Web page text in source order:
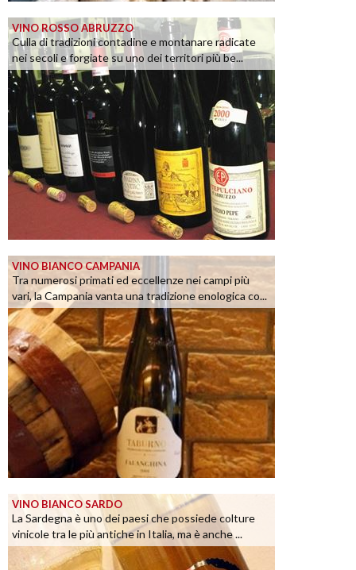
VINO ROSSO ABRUZZO
Culla di tradizioni contadine e montanare radicate
nei secoli e forgiate su uno dei territori più be...
VINO BIANCO CAMPANIA
Tra numerosi primati ed eccellenze nei campi più
vari, la Campania vanta una tradizione enologica co...
VINO BIANCO SARDO
La Sardegna è uno dei paesi che possiede colture
vinicole tra le più antiche in Italia, ma è anche ...